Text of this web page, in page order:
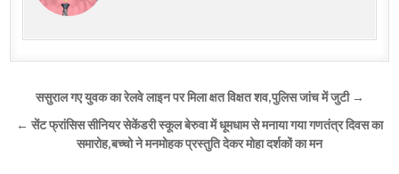
Post
navigation
ससुराल गए युवक का रेलवे लाइन पर मिला क्षत विक्षत शव,पुलिस जांच में जुटी →
← सेंट फ्रांसिस सीनियर सेकेंडरी स्कूल बेरुवा में धूमधाम से मनाया गया गणतंत्र दिवस का
समारोह,बच्चो ने मनमोहक प्रस्तुति देकर मोहा दर्शकों का मन